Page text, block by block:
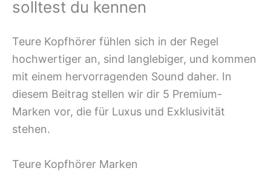
solltest du kennen
Teure Kopfhörer fühlen sich in der Regel
hochwertiger an, sind langlebiger, und kommen
mit einem hervorragenden Sound daher. In
diesem Beitrag stellen wir dir 5 Premium-
Marken vor, die für Luxus und Exklusivität
stehen.
Teure Kopfhörer Marken